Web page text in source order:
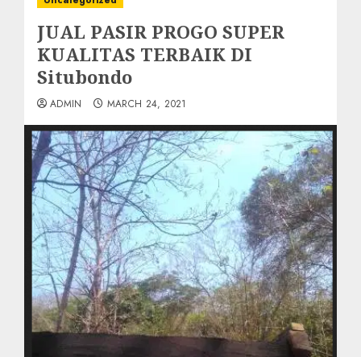
JUAL PASIR PROGO SUPER
KUALITAS TERBAIK DI
Situbondo
ADMIN MARCH 24, 2021